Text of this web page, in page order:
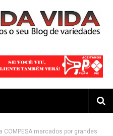
COMPESA marcados por grandes